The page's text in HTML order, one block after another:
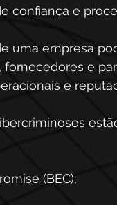
confiança e
uma empresa
e
e
(BEC);